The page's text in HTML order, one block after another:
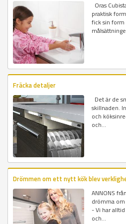
Oras
praktisk
fick sin form
Fräcka detaljer
Det är de
skillnaden.
och
och...
Drömmen om ett nytt kök blev
ANNONS
drömma
- Vi har
och...